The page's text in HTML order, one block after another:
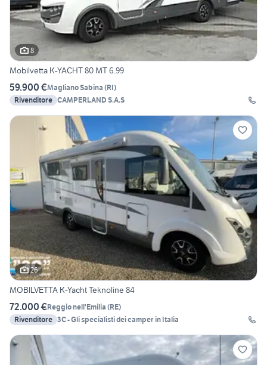
8
Mobilvetta K-YACHT 80 MT 6.99
59.900 €Magliano Sabina (RI)
Rivenditore CAMPERLAND S.A.S
26
MOBILVETTA K-Yacht Teknoline 84
72.000 €Reggio nell'Emilia (RE)
Rivenditore 3C - Gli specialisti dei camper in Italia